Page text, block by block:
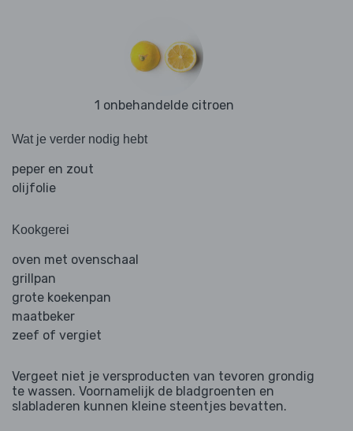
1 onbehandelde citroen
Wat je verder nodig hebt
peper en zout
olijfolie
Kookgerei
oven met ovenschaal
grillpan
grote koekenpan
maatbeker
zeef of vergiet
Vergeet niet je versproducten van tevoren grondig
te wassen. Voornamelijk de bladgroenten en
slabladeren kunnen kleine steentjes bevatten.